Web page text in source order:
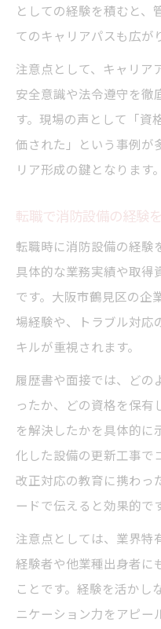
としての経験を積むと、
てのキャリアパスも広が
注意点として、キャリア
安全意識や法令遵守を徹
す。現場の声として「資
価された」という事例が
リア形成の鍵となります。
転職で消防設備の経験
転職時に消防設備の経験
具体的な業務実績や取得
です。大阪市鶴見区の企
場経験や、トラブル対応
キルが重視されます。
履歴書や面接では、どの
ったか、どの資格を保
を解決したかを具体的に
化した設備の更新工事で
改正対応の教育に携わっ
ードで伝えると効果的で
注意点としては、業界特
経験者や他業種出身者に
ことです。経験を活かし
ニケーション力をアピー